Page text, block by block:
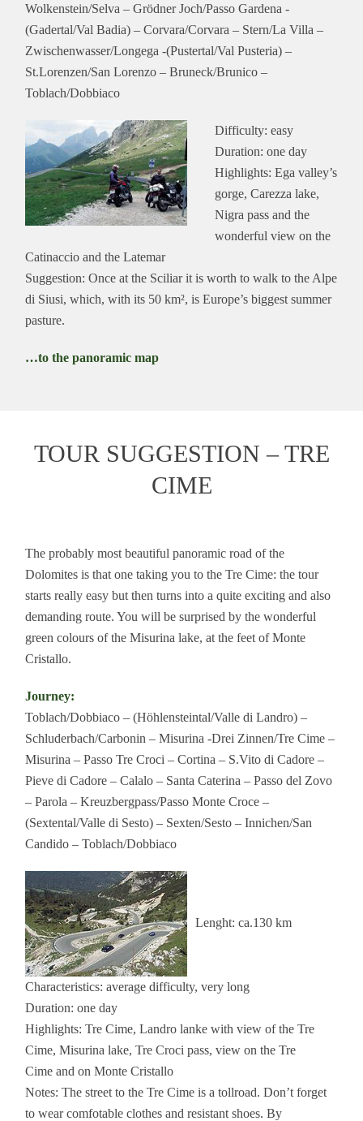
Wolkenstein/Selva – Grödner Joch/Passo Gardena -
(Gadertal/Val Badia) – Corvara/Corvara – Stern/La Villa –
Zwischenwasser/Longega -(Pustertal/Val Pusteria) –
St.Lorenzen/San Lorenzo – Bruneck/Brunico –
Toblach/Dobbiaco
Difficulty: easy
Duration: one day
Highlights: Ega valley’s
gorge, Carezza lake,
Nigra pass and the
wonderful view on the
Catinaccio and the Latemar
Suggestion: Once at the Sciliar it is worth to walk to the Alpe
di Siusi, which, with its 50 km², is Europe’s biggest summer
pasture.
…to the panoramic map
TOUR SUGGESTION – TRE
CIME
The probably most beautiful panoramic road of the
Dolomites is that one taking you to the Tre Cime: the tour
starts really easy but then turns into a quite exciting and also
demanding route. You will be surprised by the wonderful
green colours of the Misurina lake, at the feet of Monte
Cristallo.
Journey:
Toblach/Dobbiaco – (Höhlensteintal/Valle di Landro) –
Schluderbach/Carbonin – Misurina -Drei Zinnen/Tre Cime –
Misurina – Passo Tre Croci – Cortina – S.Vito di Cadore –
Pieve di Cadore – Calalo – Santa Caterina – Passo del Zovo
– Parola – Kreuzbergpass/Passo Monte Croce –
(Sextental/Valle di Sesto) – Sexten/Sesto – Innichen/San
Candido – Toblach/Dobbiaco
Lenght: ca.130 km
Characteristics: average difficulty, very long
Duration: one day
Highlights: Tre Cime, Landro lanke with view of the Tre
Cime, Misurina lake, Tre Croci pass, view on the Tre
Cime and on Monte Cristallo
Notes: The street to the Tre Cime is a tollroad. Don’t forget
to wear comfotable clothes and resistant shoes. By